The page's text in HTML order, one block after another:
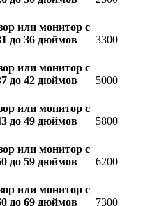
или монитор с
до 36 дюймов
3300
или монитор с
до 42 дюймов
5000
или монитор с
до 49 дюймов
5800
или монитор с
до 59 дюймов
6200
или монитор с
до 69 дюймов
7300